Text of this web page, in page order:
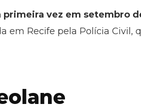
primeira vez em setembro
em Recife pela Polícia